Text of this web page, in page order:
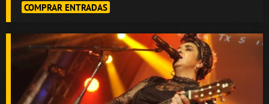
COMPRAR ENTRADAS